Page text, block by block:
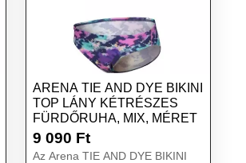
ARENA TIE AND DYE BIKINI
TOP LÁNY KÉTRÉSZES
FÜRDŐRUHA, MIX, MÉRET
9 090 Ft
Az Arena TIE AND DYE BIKINI